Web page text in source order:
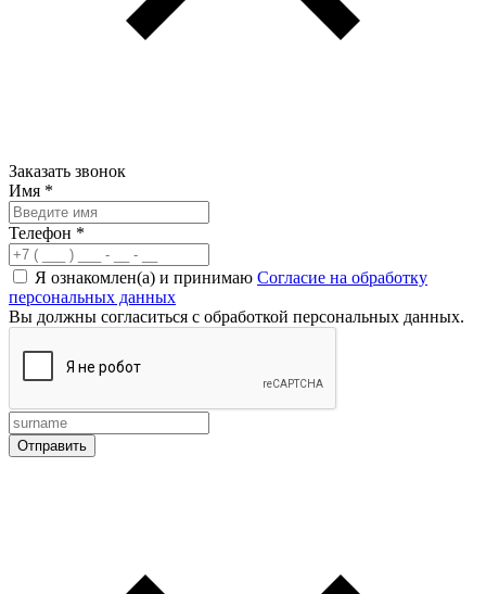
Заказать звонок
Имя *
Телефон *
Я ознакомлен(а) и принимаю Согласие на обработку
персональных данных
Вы должны согласиться с обработкой персональных данных.